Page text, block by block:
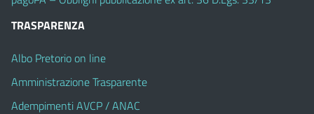
TRASPARENZA
Albo Pretorio on line
Amministrazione Trasparente
Adempimenti AVCP / ANAC